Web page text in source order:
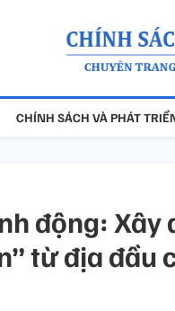
CHÍNH SÁCH VÀ PHÁT
động: Xây
từ địa đầu